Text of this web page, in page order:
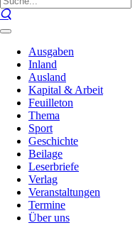
Ausgaben
Inland
Ausland
Kapital & Arbeit
Feuilleton
Thema
Sport
Geschichte
Beilage
Leserbriefe
Verlag
Veranstaltungen
Termine
Über uns